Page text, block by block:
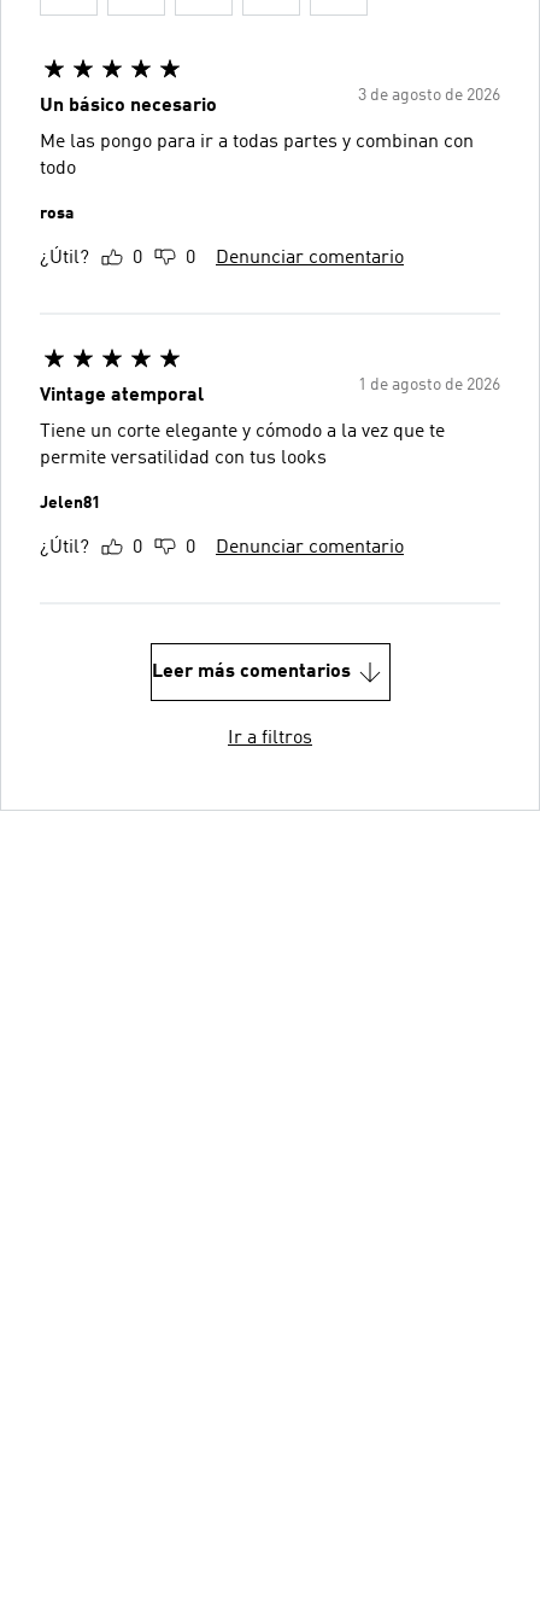
3 de agosto de 2026
Un básico necesario
Me las pongo para ir a todas partes y combinan con
todo
rosa
¿Útil? 0 0 Denunciar comentario
1 de agosto de 2026
Vintage atemporal
Tiene un corte elegante y cómodo a la vez que te
permite versatilidad con tus looks
Jelen81
¿Útil? 0 0 Denunciar comentario
Leer más comentarios
Ir a filtros